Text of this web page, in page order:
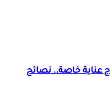
خاصة.. نصائح